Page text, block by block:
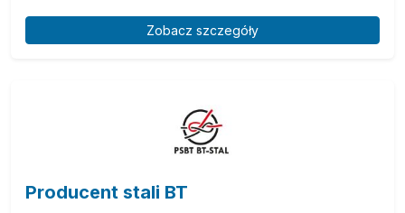
Zobacz szczegóły
Producent stali BT